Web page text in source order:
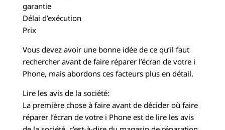
garantie
Délai d’exécution
Prix
Vous devez avoir une bonne idée de ce qu’il faut
rechercher avant de faire réparer l’écran de votre i
Phone, mais abordons ces facteurs plus en détail.
Lire les avis de la société:
La première chose à faire avant de décider où faire
réparer l’écran de votre i Phone est de lire les avis